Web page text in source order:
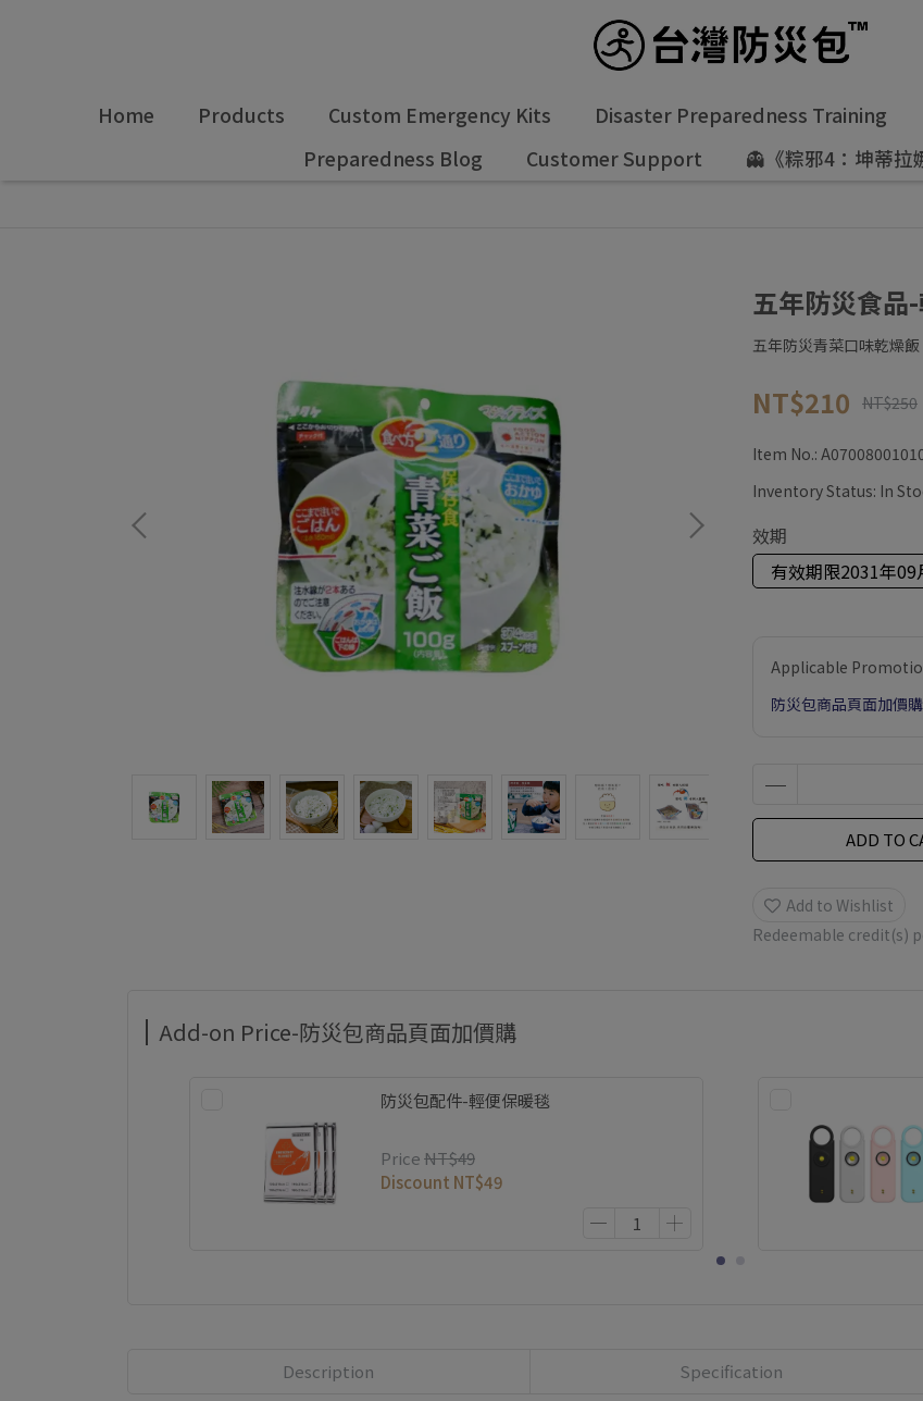
Home Products Custom Emergency Kits Disaster Preparedness Training
Preparedness Blog
Customer Support 👻《粽邪4：坤蒂拉
五年防災食品
五年防災青菜口味乾燥飯
NT$210 NT$250
Item No.:
Inventory Status: In
效期
有效期限2031年09
Applicable
防災包商品頁面加價購
ADD TO
Add to Wishlist
Redeemable credit(s)
Add-on Price-防災包商品頁面加價購
防災包配件-輕便保暖毯
PriceNT$49
Discount NT$49
Description Specification